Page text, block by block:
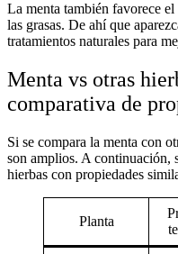
La menta también favorece
las grasas. De ahí que
tratamientos naturales para
Menta vs otras
comparativa de
Si se compara la menta con
son amplios. A continuación,
hierbas con propiedades
Planta